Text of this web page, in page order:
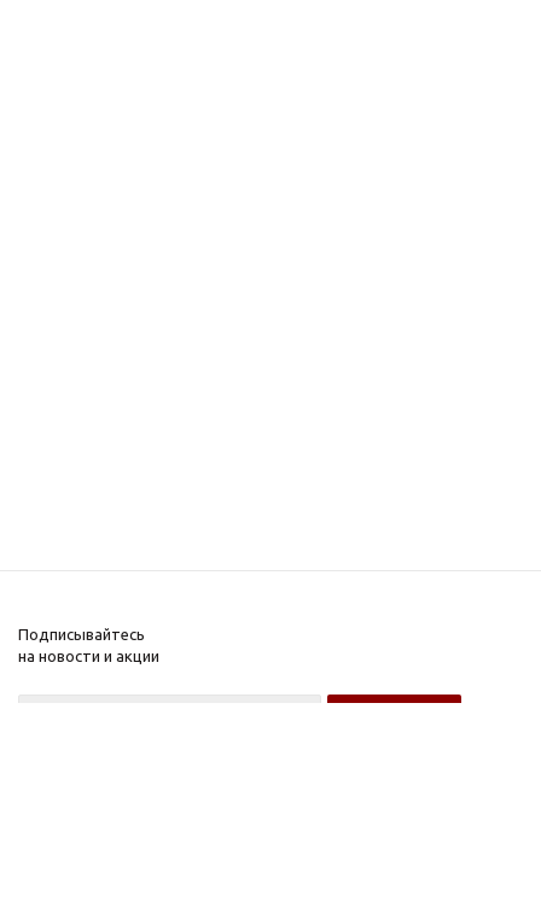
Подписывайтесь
на новости и акции